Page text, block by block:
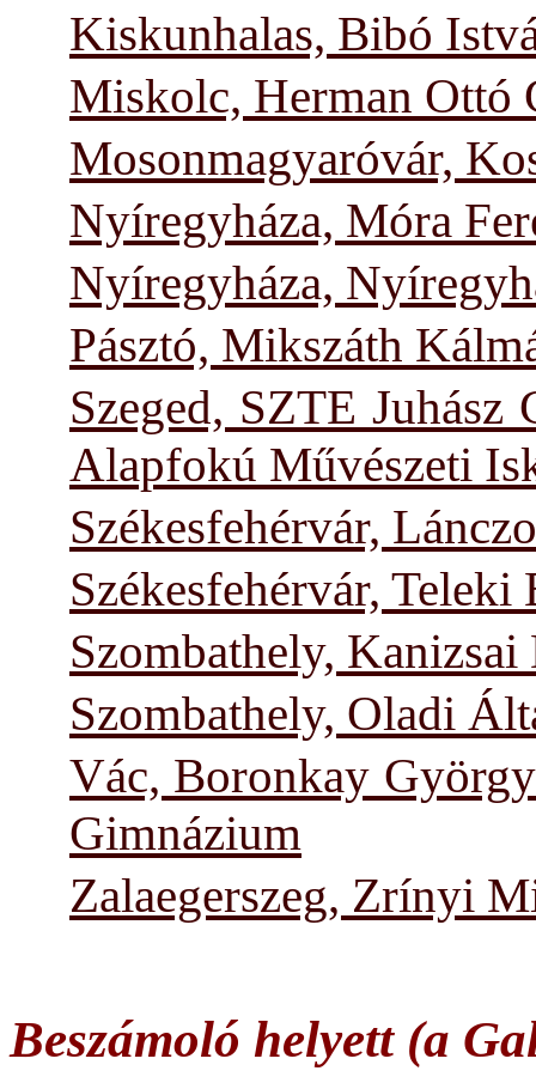
Kiskunhalas, Bibó
Miskolc, Herman Ottó
Mosonmagyaróvár,
Nyíregyháza, Móra
Nyíregyháza,
Pásztó, Mikszáth
Szeged, SZTE
Alapfokú Művészeti
Székesfehérvár,
Székesfehérvár,
Szombathely,
Szombathely, Oladi
Vác, Boronkay
Gimnázium
Zalaegerszeg, Zrínyi
Beszámoló helyett (a